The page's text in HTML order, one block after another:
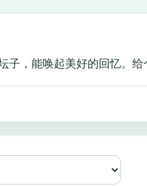
子，能唤起美好的回忆。给